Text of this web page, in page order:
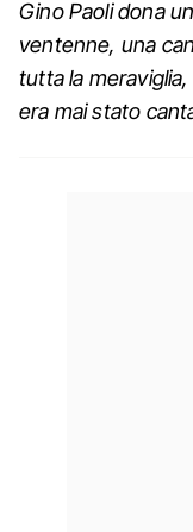
Gino Paoli dona
ventenne, una
tutta la meraviglia,
era mai stato